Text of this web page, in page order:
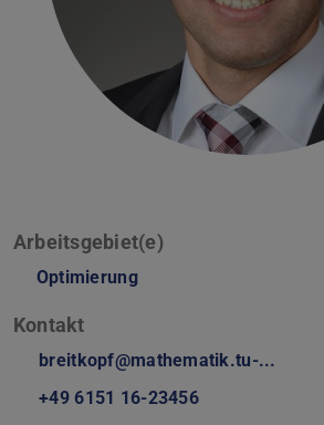
Arbeitsgebiet(e)
Optimierung
Kontakt
breitkopf@mathematik.tu-...
+49 6151 16-23456